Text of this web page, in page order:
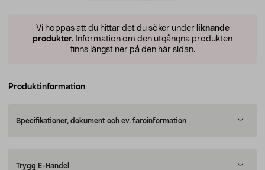
Vi hoppas att du hittar det du söker under liknande
produkter. Information om den utgångna produkten
finns längst ner på den här sidan.
Produktinformation
Specifikationer, dokument och ev. faroinformation
Trygg E-Handel